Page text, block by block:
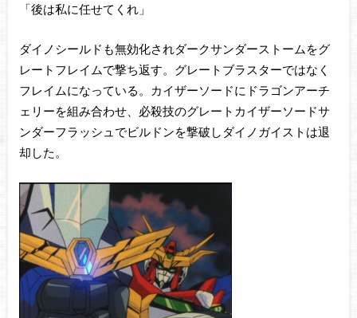
「後は私に任せてくれ」
ダイノシールドも無効化されダークサンダーストームをグ
レートフレイムで撃ち返す。グレートブラスターではなく
フレイムになっている。カイザーソードにドラゴンアーチ
ェリーを組み合わせ、必殺技のグレートカイザーソードサ
ンダーフラッシュでビルドンを撃破しダイノガイストは退
却した。